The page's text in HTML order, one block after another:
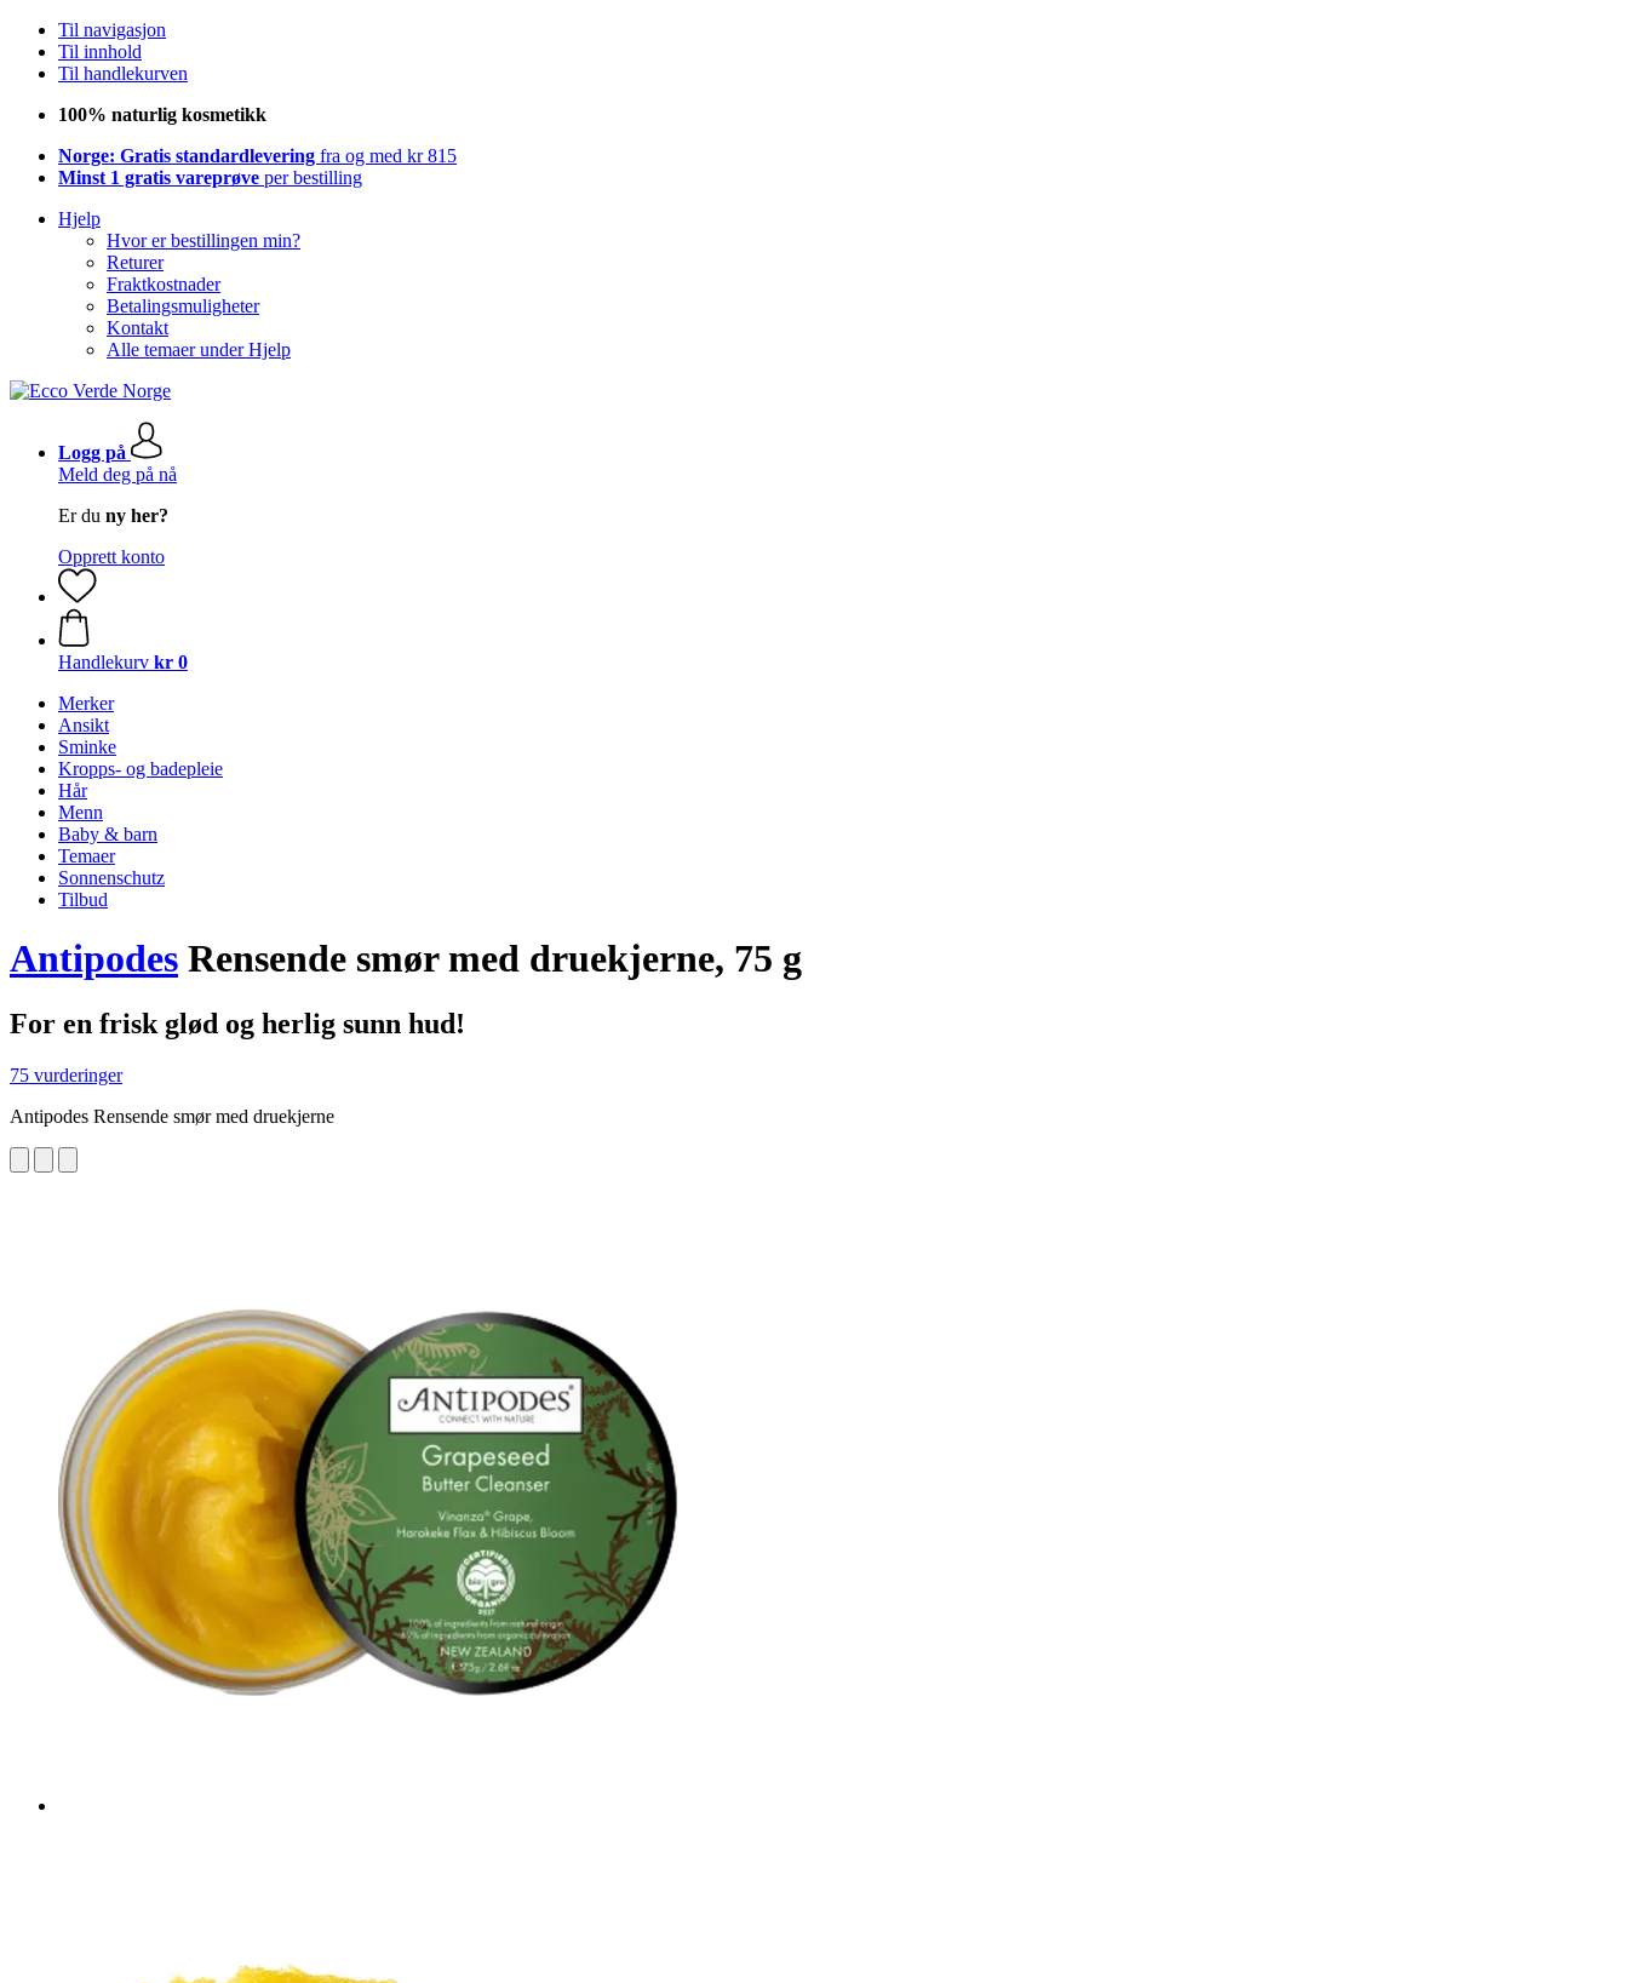
Til navigasjon
Til innhold
Til handlekurven
100% naturlig kosmetikk
Norge: Gratis standardlevering fra og med kr 815
Minst 1 gratis vareprøve per bestilling
Hjelp
Hvor er bestillingen min?
Returer
Fraktkostnader
Betalingsmuligheter
Kontakt
Alle temaer under Hjelp
Logg på
Meld deg på nå
Er du ny her?
Opprett konto
Handlekurv kr 0
Merker
Ansikt
Sminke
Kropps- og badepleie
Hår
Menn
Baby & barn
Temaer
Sonnenschutz
Tilbud
Antipodes Rensende smør med druekjerne, 75 g
For en frisk glød og herlig sunn hud!
75 vurderinger
Antipodes Rensende smør med druekjerne